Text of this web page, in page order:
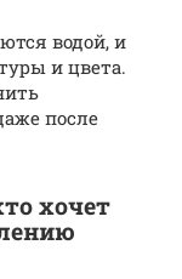
водой, и
и цвета.
после
хочет